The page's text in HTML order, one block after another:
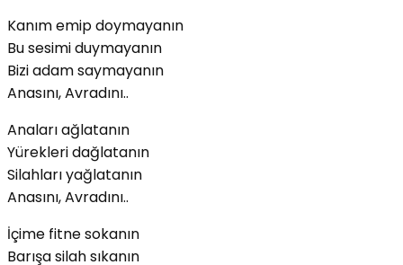
Kanım emip doymayanın
Bu sesimi duymayanın
Bizi adam saymayanın
Anasını, Avradını..
Anaları ağlatanın
Yürekleri dağlatanın
Silahları yağlatanın
Anasını, Avradını..
İçime fitne sokanın
Barışa silah sıkanın